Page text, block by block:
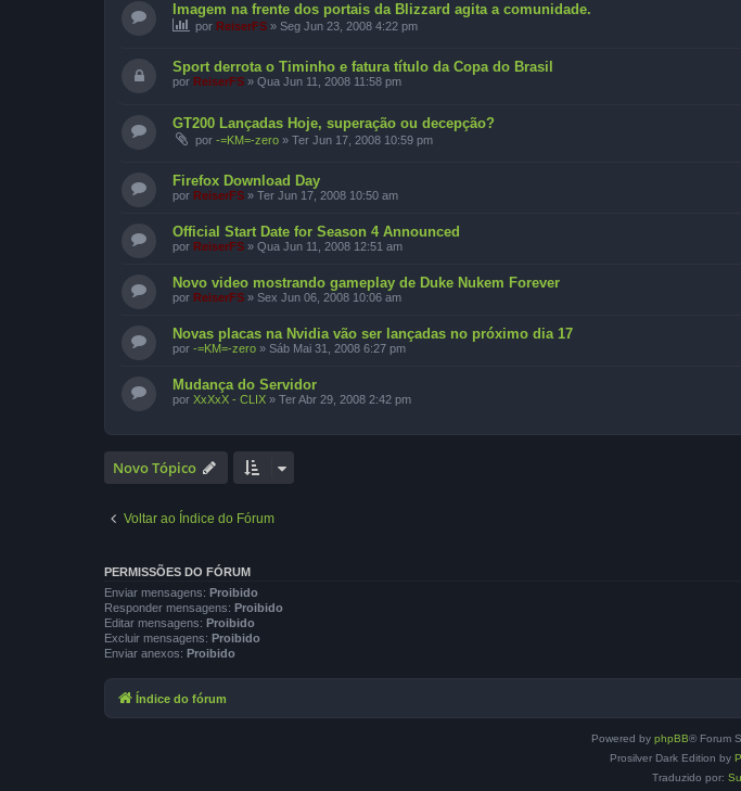
Imagem na frente dos portais da Blizzard agita a comunidade.
por ReiserFS » Seg Jun 23, 2008 4:22 pm
Sport derrota o Timinho e fatura título da Copa do Brasil
por ReiserFS » Qua Jun 11, 2008 11:58 pm
GT200 Lançadas Hoje, superação ou decepção?
por -=KM=-zero » Ter Jun 17, 2008 10:59 pm
Firefox Download Day
por ReiserFS » Ter Jun 17, 2008 10:50 am
Official Start Date for Season 4 Announced
por ReiserFS » Qua Jun 11, 2008 12:51 am
Novo video mostrando gameplay de Duke Nukem Forever
por ReiserFS » Sex Jun 06, 2008 10:06 am
Novas placas na Nvidia vão ser lançadas no próximo dia 17
por -=KM=-zero » Sáb Mai 31, 2008 6:27 pm
Mudança do Servidor
por XxXxX - CLIX » Ter Abr 29, 2008 2:42 pm
Novo Tópico
Voltar ao Índice do Fórum
PERMISSÕES DO FÓRUM
Enviar mensagens: Proibido
Responder mensagens: Proibido
Editar mensagens: Proibido
Excluir mensagens: Proibido
Enviar anexos: Proibido
Índice do fórum
Powered by phpBB® Forum
Prosilver Dark Edition by
Traduzido por: